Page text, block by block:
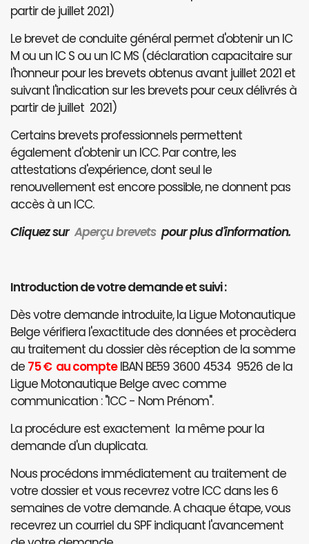
partir de juillet 2021)
Le brevet de conduite général permet d'obtenir un IC
M ou un IC S ou un IC MS (déclaration capacitaire sur
l'honneur pour les brevets obtenus avant juillet 2021 et
suivant l'indication sur les brevets pour ceux délivrés à
partir de juillet 2021)
Certains brevets professionnels permettent
également d'obtenir un ICC. Par contre, les
attestations d'expérience, dont seul le
renouvellement est encore possible, ne donnent pas
accès à un ICC.
Cliquez surAperçu brevets pour plus d'information.
Introduction de votre demande et suivi :
Dès votre demande introduite, la Ligue Motonautique
Belge vérifiera l'exactitude des données et procèdera
au traitement du dossier dès réception de la somme
de 75 € au compteIBAN BE59 3600 4534 9526 de la
Ligue Motonautique Belge avec comme
communication : "ICC - Nom Prénom".
La procédure est exactement la même pour la
demande d'un duplicata.
Nous procédons immédiatement au traitement de
votre dossier et vous recevrez votre ICC dans les 6
semaines de votre demande. A chaque étape, vous
recevrez un courriel du SPF indiquant l'avancement